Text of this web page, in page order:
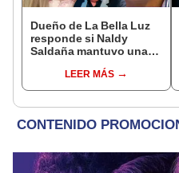
Dueño de La Bella Luz
responde si Naldy
Saldaña mantuvo una
exdirector musical: “No
me consta”
LEER MÁS